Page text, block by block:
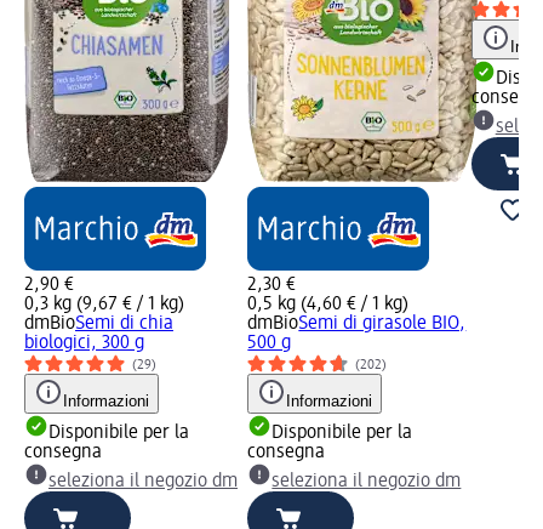
2,90 €
0,3 kg (9,67 € / 1 kg)
dmBioSemi di chia
biologici, 300 g
(29)
Informazioni
Disponibile per la
consegna
seleziona il negozio dm
2,30 €
0,5 kg (4,60 € / 1 kg)
dmBioSemi di girasole BIO,
500 g
(202)
Informazioni
Disponibile per la
consegna
seleziona il negozio dm